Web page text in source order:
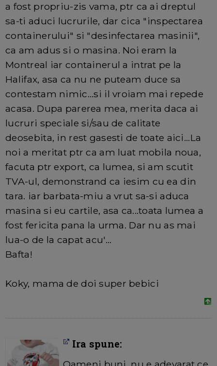
a fost propriu-zis vama, ptr ca ai dreptul
sa-ti aduci lucrurile, dar cica "inspectarea
containerului" si "desinfectarea masinii",
ca am adus si o masina. Noi eram la
Montreal iar containerul a intrat pe la
Halifax, asa ca nu ne puteam duce sa
contestam nimic...si il vroiam mai repede
acasa. Dupa parerea mea, merita daca ai
lucruri speciale si/sau de calitate
deosebita, in rest gasesti de toate aici...La
noi a meritat ptr ca am luat mobila noua,
facuta ptr export, ca lumea, si am scutit
TVA-ul, demonstrand ca iesim cu ea din
tara. iar barbata-miu a vrut sa-si aduca
masina si eu cartile, asa ca...toata lumea a
fost fericita pana la urma. Dar nu as mai
lua-o de la capat acu'...
Bafta!
Koky, mama de doi super bebici
Ira spune: